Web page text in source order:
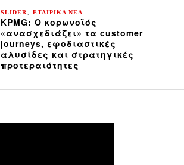
SLIDER ΕΤΑΙΡΙΚΑ ΝΕΑ
KPMG: Ο κορωνοϊός
«ανασχεδιάζει» τα customer
journeys, εφοδιαστικές
αλυσίδες και στρατηγικές
προτεραιότητες